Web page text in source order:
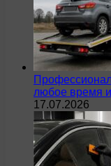
любое время
17.07.2026